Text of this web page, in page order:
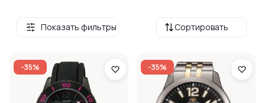
Сортировать
Показать фильтры
-35% -35%